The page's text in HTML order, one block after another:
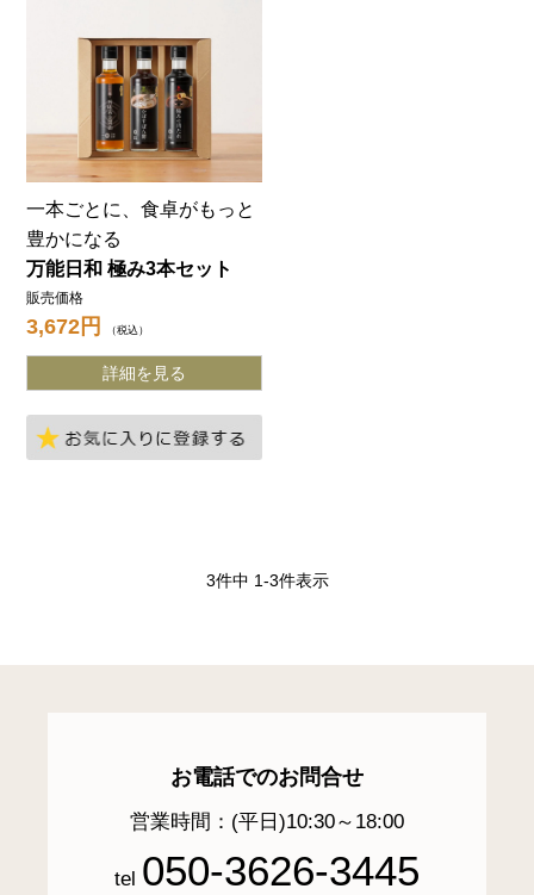
一本ごとに、食卓がもっと
豊かになる
万能日和 極み3本セット
販売価格
3,672 税込
詳細を見る
3件中 1-3件表示
お電話でのお問合せ
営業時間：(平日)10:30～18:00
tel 050-3626-3445